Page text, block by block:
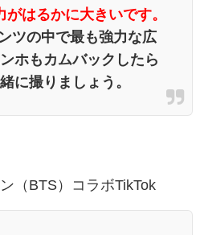
がはるかに大きいです。
ツの中で最も強力な広
ホもカムバックしたら
に撮りましょう。
（BTS）コラボTikTok